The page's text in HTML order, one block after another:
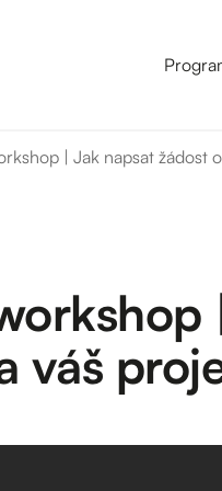
| Jak napsat žádost
váš